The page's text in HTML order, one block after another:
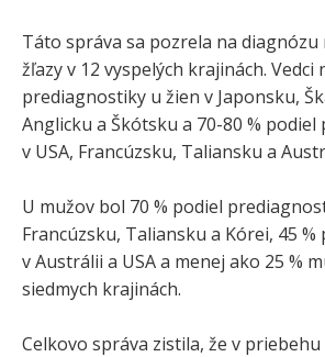
Táto správa sa pozrela na
žľazy v 12 vyspelých krajinách. Vedci
prediagnostiky u žien v Japonsku,
Anglicku a Škótsku a 70-80 %
v USA, Francúzsku, Taliansku a
U mužov bol 70 % podiel
Francúzsku, Taliansku a Kórei, 45
v Austrálii a USA a menej ako 25 %
siedmych krajinách.
Celkovo správa zistila, že v